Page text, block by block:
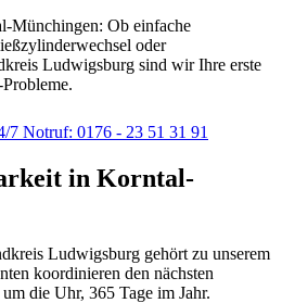
Münchingen: Ob einfache
oder
Ludwigsburg sind wir Ihre erste
7 Notruf: 0176 - 23 51 31 91
in Korntal-
Ludwigsburg gehört zu unserem
koordinieren den nächsten
die Uhr, 365 Tage im Jahr.